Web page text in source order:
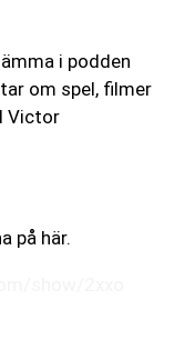
i podden
om spel, filmer
Victor
på här.